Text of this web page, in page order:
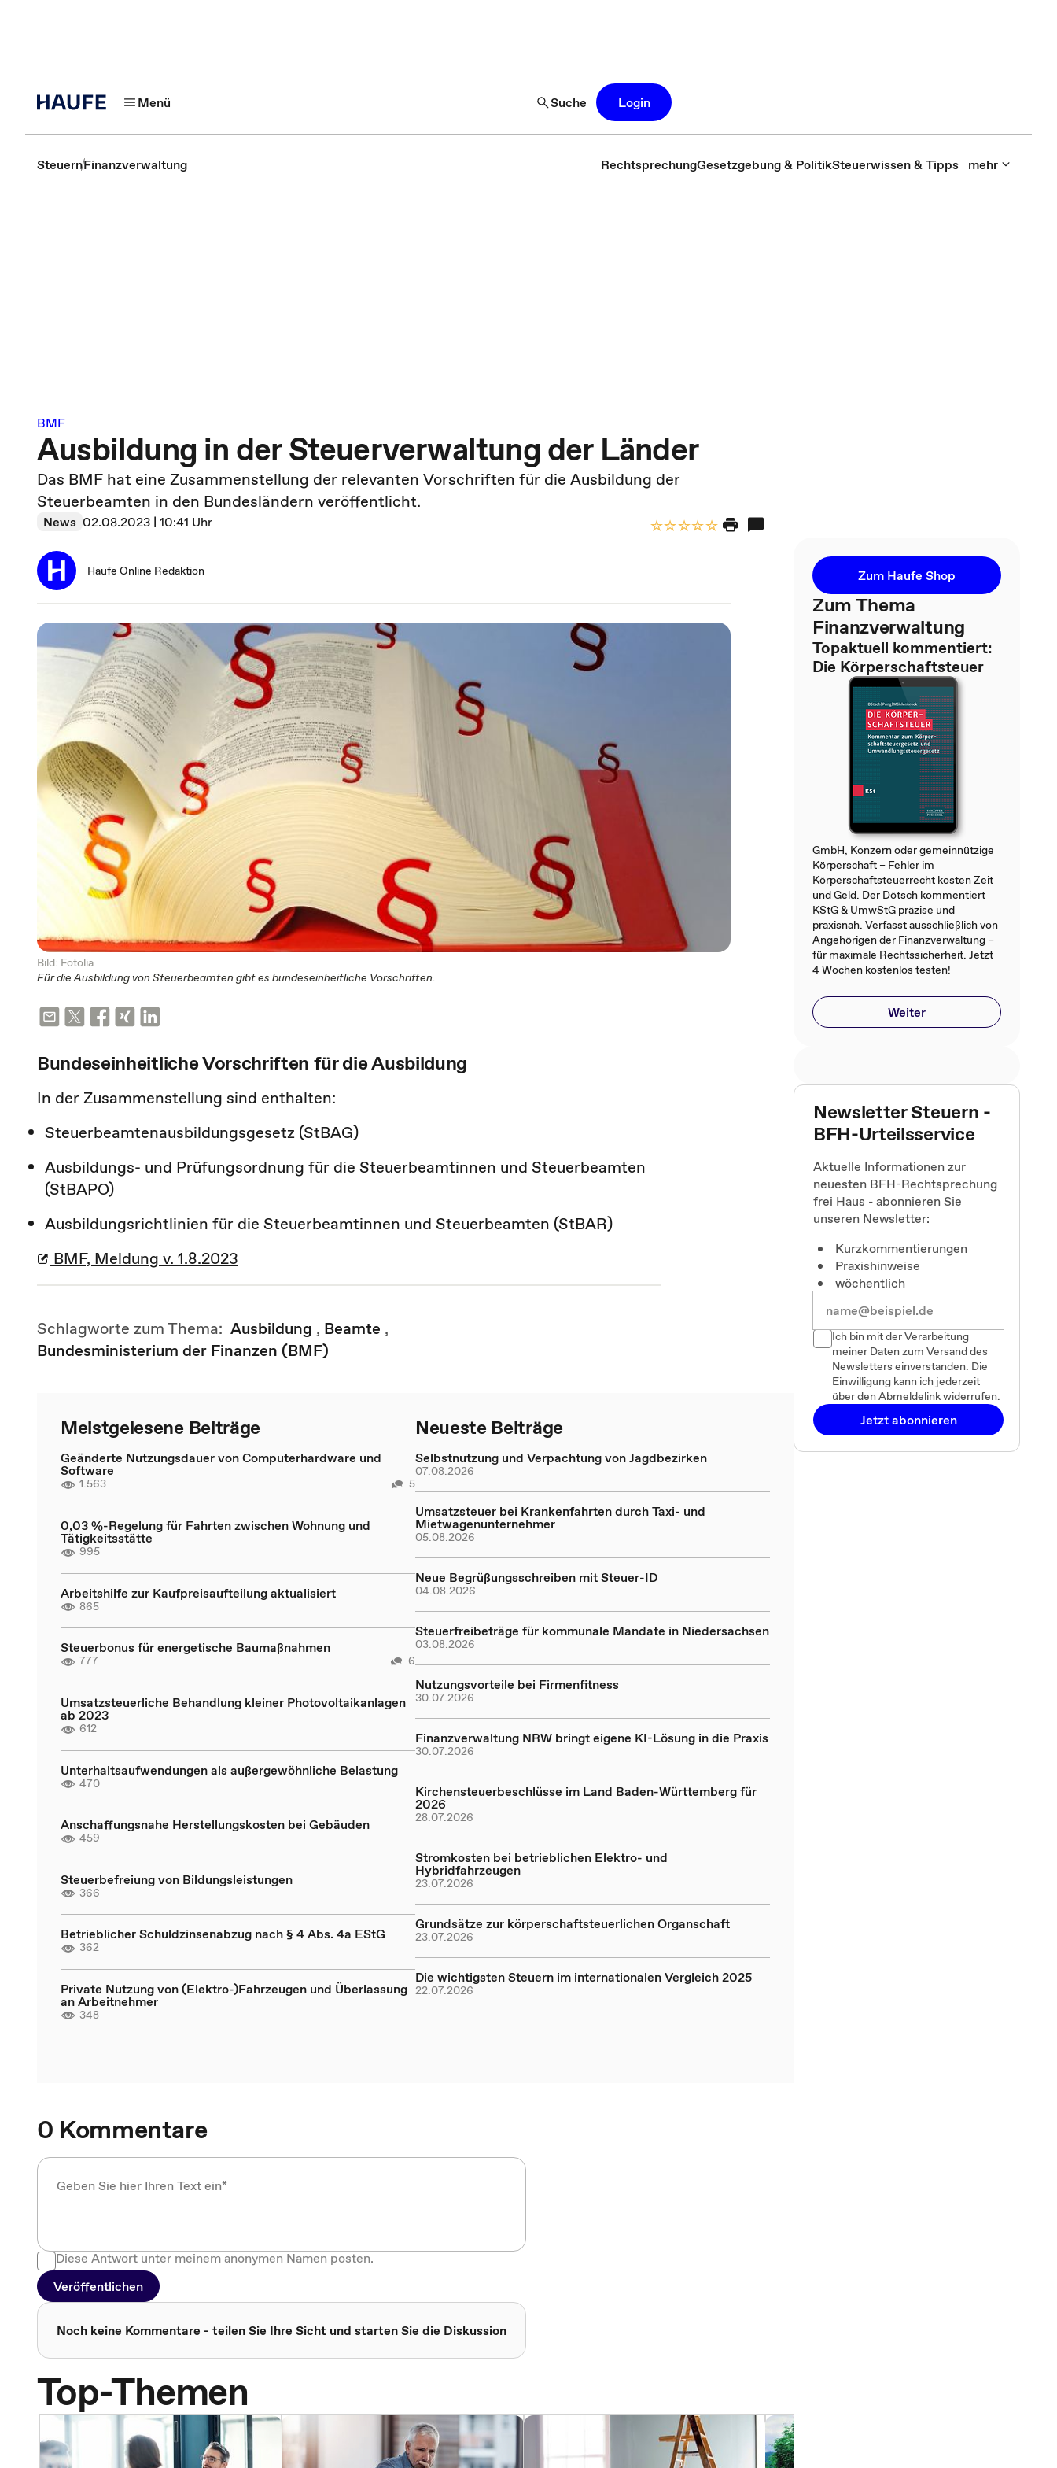
Menü Suche Login
SteuernFinanzverwaltung RechtsprechungGesetzgebung & PolitikSteuerwissen & Tipps mehr
BMF
Ausbildung in der Steuerverwaltung der Länder
Das BMF hat eine Zusammenstellung der relevanten Vorschriften für die Ausbildung der
Steuerbeamten in den Bundesländern veröffentlicht.
News 02.08.2023 | 10:41 Uhr
Haufe Online Redaktion
Bild: Fotolia
Für die Ausbildung von Steuerbeamten gibt es bundeseinheitliche Vorschriften.
Bundeseinheitliche Vorschriften für die Ausbildung
In der Zusammenstellung sind enthalten:
Steuerbeamtenausbildungsgesetz (StBAG)
Ausbildungs- und Prüfungsordnung für die Steuerbeamtinnen und Steuerbeamten
(StBAPO)
Ausbildungsrichtlinien für die Steuerbeamtinnen und Steuerbeamten (StBAR)
BMF, Meldung v. 1.8.2023
Schlagworte zum Thema: Ausbildung , Beamte ,
Bundesministerium der Finanzen (BMF)
Meistgelesene Beiträge
Geänderte Nutzungsdauer von Computerhardware und
Software
1.563 5
0,03 %-Regelung für Fahrten zwischen Wohnung und
Tätigkeitsstätte
995
Arbeitshilfe zur Kaufpreisaufteilung aktualisiert
865
Steuerbonus für energetische Baumaßnahmen
777 6
Umsatzsteuerliche Behandlung kleiner Photovoltaikanlagen
ab 2023
612
Unterhaltsaufwendungen als außergewöhnliche Belastung
470
Anschaffungsnahe Herstellungskosten bei Gebäuden
459
Steuerbefreiung von Bildungsleistungen
366
Betrieblicher Schuldzinsenabzug nach § 4 Abs. 4a EStG
362
Private Nutzung von (Elektro-)Fahrzeugen und Überlassung
an Arbeitnehmer
348
Neueste Beiträge
Selbstnutzung und Verpachtung von Jagdbezirken
07.08.2026
Umsatzsteuer bei Krankenfahrten durch Taxi- und
Mietwagenunternehmer
05.08.2026
Neue Begrüßungsschreiben mit Steuer-ID
04.08.2026
Steuerfreibeträge für kommunale Mandate in Niedersachsen
03.08.2026
Nutzungsvorteile bei Firmenfitness
30.07.2026
Finanzverwaltung NRW bringt eigene KI-Lösung in die Praxis
30.07.2026
Kirchensteuerbeschlüsse im Land Baden-Württemberg für
2026
28.07.2026
Stromkosten bei betrieblichen Elektro- und
Hybridfahrzeugen
23.07.2026
Grundsätze zur körperschaftsteuerlichen Organschaft
23.07.2026
Die wichtigsten Steuern im internationalen Vergleich 2025
22.07.2026
0 Kommentare
Diese Antwort unter meinem anonymen Namen posten.
Veröffentlichen
Noch keine Kommentare - teilen Sie Ihre Sicht und starten Sie die Diskussion
Top-Themen
Zum Haufe Shop
Zum Thema
Finanzverwaltung
Topaktuell kommentiert:
Die Körperschaftsteuer
GmbH, Konzern oder gemeinnützige
Körperschaft – Fehler im
Körperschaftsteuerrecht kosten Zeit
und Geld. Der Dötsch kommentiert
KStG & UmwStG präzise und
praxisnah. Verfasst ausschließlich von
Angehörigen der Finanzverwaltung –
für maximale Rechtssicherheit. Jetzt
4 Wochen kostenlos testen!
Weiter
Newsletter Steuern -
BFH-Urteilsservice
Aktuelle Informationen zur
neuesten BFH-Rechtsprechung
frei Haus - abonnieren Sie
unseren Newsletter:
Kurzkommentierungen
Praxishinweise
wöchentlich
Ich bin mit der Verarbeitung
meiner Daten zum Versand des
Newsletters einverstanden. Die
Einwilligung kann ich jederzeit
über den Abmeldelink widerrufen.
Jetzt abonnieren